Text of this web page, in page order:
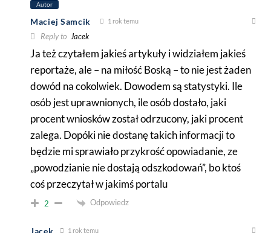
Autor
Maciej Samcik 1 rok temu
Reply to Jacek
Ja też czytałem jakieś artykuły i widziałem jakieś
reportaże, ale – na miłość Boską – to nie jest żaden
dowód na cokolwiek. Dowodem są statystyki. Ile
osób jest uprawnionych, ile osób dostało, jaki
procent wniosków został odrzucony, jaki procent
zalega. Dopóki nie dostanę takich informacji to
będzie mi sprawiało przykrość opowiadanie, ze
„powodzianie nie dostają odszkodowań”, bo ktoś
coś przeczytał w jakimś portalu
2 Odpowiedz
Jacek 1 rok temu